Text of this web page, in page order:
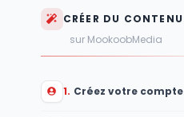
CRÉER DU CONTENU
sur MookoobMedia
1. Créez votre compte